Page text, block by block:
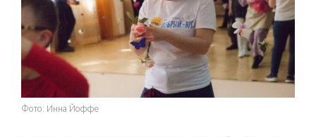
Фото: Инна Йоффе